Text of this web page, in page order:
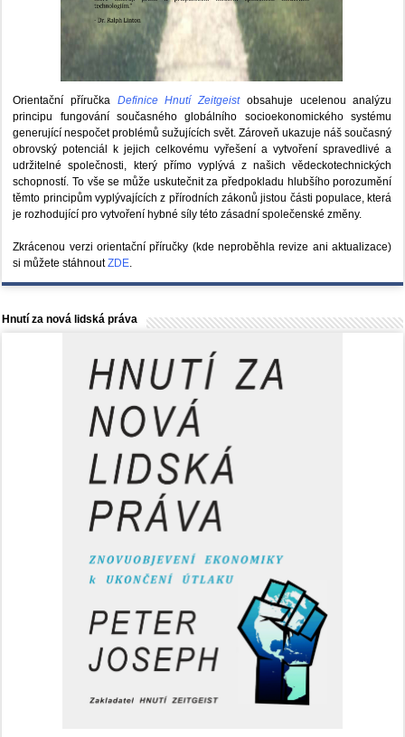
Orientační příručka Definice Hnutí Zeitgeistobsahuje ucelenou analýzu
principu fungování současného globálního socioekonomického systému
generující nespočet problémů sužujících svět. Zároveň ukazuje náš současný
obrovský potenciál k jejich celkovému vyřešení a vytvoření spravedlivé a
udržitelné společnosti, který přímo vyplývá z našich vědeckotechnických
schopností. To vše se může uskutečnit za předpokladu hlubšího porozumění
těmto principům vyplývajících z přírodních zákonů jistou části populace, která
je rozhodující pro vytvoření hybné síly této zásadní společenské změny.
Zkrácenou verzi orientační příručky (kde neproběhla revize ani aktualizace)
si můžete stáhnoutZDE.
Hnutí za nová lidská práva